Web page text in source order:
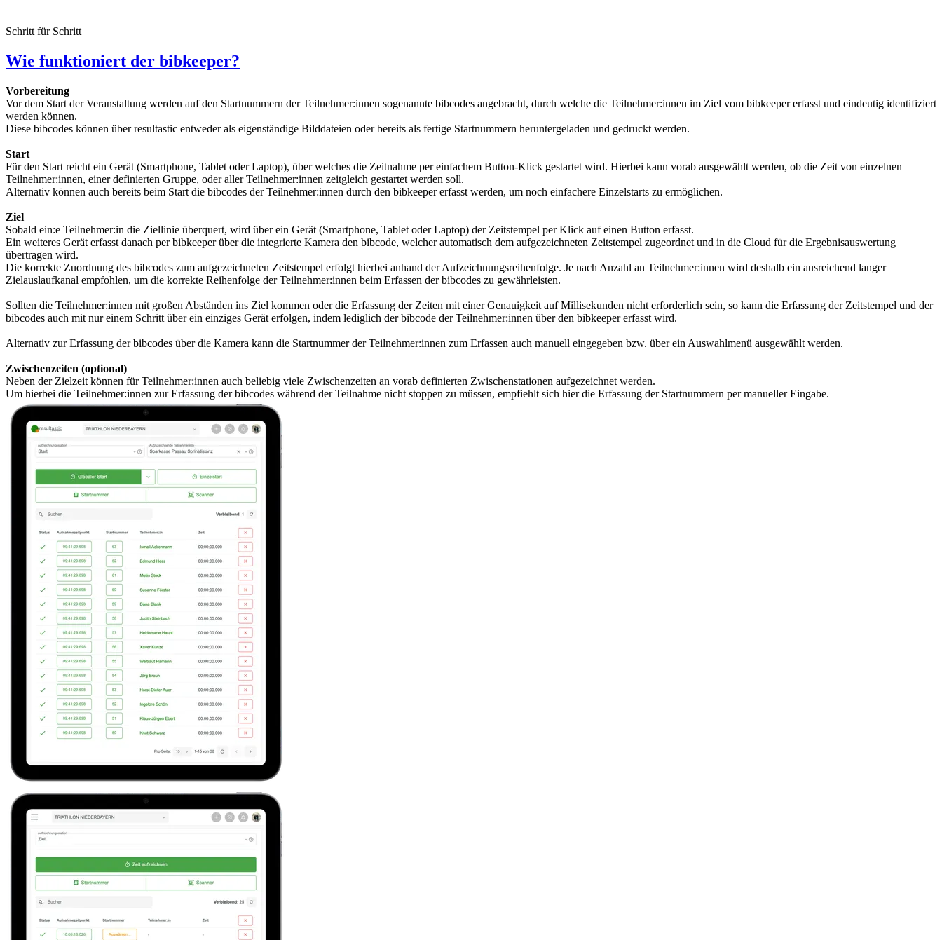
Schritt für Schritt
Wie funktioniert der bibkeeper?
Vorbereitung
Vor dem Start der Veranstaltung werden auf den Startnummern der Teilnehmer:innen sogenannte bibcodes angebracht, durch welche die Teilnehmer:innen im Ziel vom bibkeeper erfasst und eindeutig identifiziert
werden können.
Diese bibcodes können über resultastic entweder als eigenständige Bilddateien oder bereits als fertige Startnummern heruntergeladen und gedruckt werden.
Start
Für den Start reicht ein Gerät (Smartphone, Tablet oder Laptop), über welches die Zeitnahme per einfachem Button-Klick gestartet wird. Hierbei kann vorab ausgewählt werden, ob die Zeit von einzelnen
Teilnehmer:innen, einer definierten Gruppe, oder aller Teilnehmer:innen zeitgleich gestartet werden soll.
Alternativ können auch bereits beim Start die bibcodes der Teilnehmer:innen durch den bibkeeper erfasst werden, um noch einfachere Einzelstarts zu ermöglichen.
Ziel
Sobald ein:e Teilnehmer:in die Ziellinie überquert, wird über ein Gerät (Smartphone, Tablet oder Laptop) der Zeitstempel per Klick auf einen Button erfasst.
Ein weiteres Gerät erfasst danach per bibkeeper über die integrierte Kamera den bibcode, welcher automatisch dem aufgezeichneten Zeitstempel zugeordnet und in die Cloud für die Ergebnisauswertung
übertragen wird.
Die korrekte Zuordnung des bibcodes zum aufgezeichneten Zeitstempel erfolgt hierbei anhand der Aufzeichnungsreihenfolge. Je nach Anzahl an Teilnehmer:innen wird deshalb ein ausreichend langer
Zielauslaufkanal empfohlen, um die korrekte Reihenfolge der Teilnehmer:innen beim Erfassen der bibcodes zu gewährleisten.
Sollten die Teilnehmer:innen mit großen Abständen ins Ziel kommen oder die Erfassung der Zeiten mit einer Genauigkeit auf Millisekunden nicht erforderlich sein, so kann die Erfassung der Zeitstempel und der
bibcodes auch mit nur einem Schritt über ein einziges Gerät erfolgen, indem lediglich der bibcode der Teilnehmer:innen über den bibkeeper erfasst wird.
Alternativ zur Erfassung der bibcodes über die Kamera kann die Startnummer der Teilnehmer:innen zum Erfassen auch manuell eingegeben bzw. über ein Auswahlmenü ausgewählt werden.
Zwischenzeiten (optional)
Neben der Zielzeit können für Teilnehmer:innen auch beliebig viele Zwischenzeiten an vorab definierten Zwischenstationen aufgezeichnet werden.
Um hierbei die Teilnehmer:innen zur Erfassung der bibcodes während der Teilnahme nicht stoppen zu müssen, empfiehlt sich hier die Erfassung der Startnummern per manueller Eingabe.